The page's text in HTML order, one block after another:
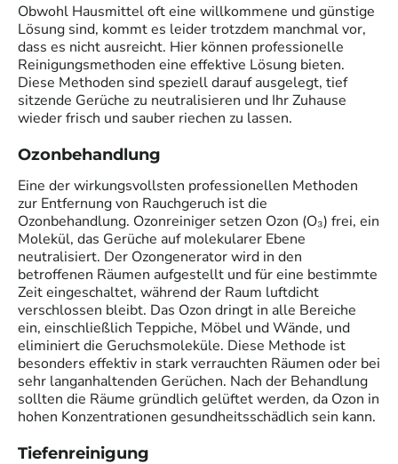
Obwohl Hausmittel oft eine willkommene und günstige
Lösung sind, kommt es leider trotzdem manchmal vor,
dass es nicht ausreicht. Hier können professionelle
Reinigungsmethoden eine effektive Lösung bieten.
Diese Methoden sind speziell darauf ausgelegt, tief
sitzende Gerüche zu neutralisieren und Ihr Zuhause
wieder frisch und sauber riechen zu lassen.
Ozonbehandlung
Eine der wirkungsvollsten professionellen Methoden
zur Entfernung von Rauchgeruch ist die
Ozonbehandlung. Ozonreiniger setzen Ozon (O₃) frei, ein
Molekül, das Gerüche auf molekularer Ebene
neutralisiert. Der Ozongenerator wird in den
betroffenen Räumen aufgestellt und für eine bestimmte
Zeit eingeschaltet, während der Raum luftdicht
verschlossen bleibt. Das Ozon dringt in alle Bereiche
ein, einschließlich Teppiche, Möbel und Wände, und
eliminiert die Geruchsmoleküle. Diese Methode ist
besonders effektiv in stark verrauchten Räumen oder bei
sehr langanhaltenden Gerüchen. Nach der Behandlung
sollten die Räume gründlich gelüftet werden, da Ozon in
hohen Konzentrationen gesundheitsschädlich sein kann.
Tiefenreinigung